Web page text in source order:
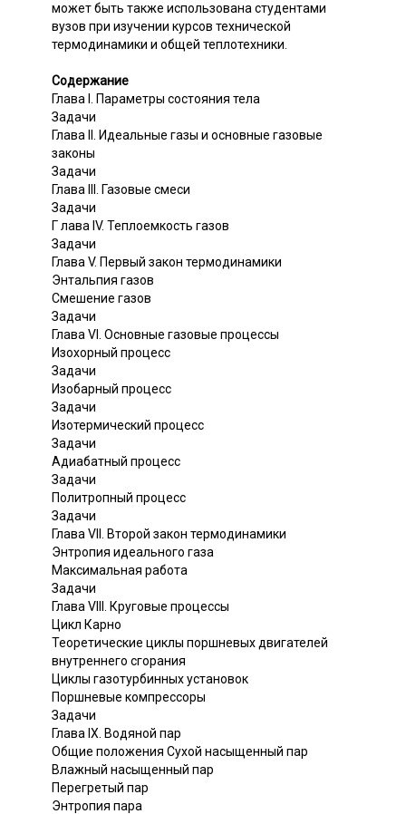
может быть также использована студентами
вузов при изучении курсов технической
термодинамики и общей теплотехники.
Содержание
Глава I. Параметры состояния тела
Задачи
Глава II. Идеальные газы и основные газовые
законы
Задачи
Глава III. Газовые смеси
Задачи
Г лава IV. Теплоемкость газов
Задачи
Глава V. Первый закон термодинамики
Энтальпия газов
Смешение газов
Задачи
Глава VI. Основные газовые процессы
Изохорный процесс
Задачи
Изобарный процесс
Задачи
Изотермический процесс
Задачи
Адиабатный процесс
Задачи
Политропный процесс
Задачи
Глава VII. Второй закон термодинамики
Энтропия идеального газа
Максимальная работа
Задачи
Глава VIII. Круговые процессы
Цикл Карно
Теоретические циклы поршневых двигателей
внутреннего сгорания
Циклы газотурбинных установок
Поршневые компрессоры
Задачи
Глава IX. Водяной пар
Общие положения Сухой насыщенный пар
Влажный насыщенный пар
Перегретый пар
Энтропия пара